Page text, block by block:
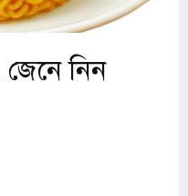
জেনে নিন